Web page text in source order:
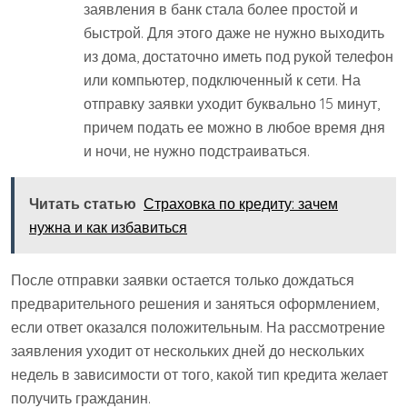
заявления в банк стала более простой и
быстрой. Для этого даже не нужно выходить
из дома, достаточно иметь под рукой телефон
или компьютер, подключенный к сети. На
отправку заявки уходит буквально 15 минут,
причем подать ее можно в любое время дня
и ночи, не нужно подстраиваться.
Читать статью Страховка по кредиту: зачем
нужна и как избавиться
После отправки заявки остается только дождаться
предварительного решения и заняться оформлением,
если ответ оказался положительным. На рассмотрение
заявления уходит от нескольких дней до нескольких
недель в зависимости от того, какой тип кредита желает
получить гражданин.